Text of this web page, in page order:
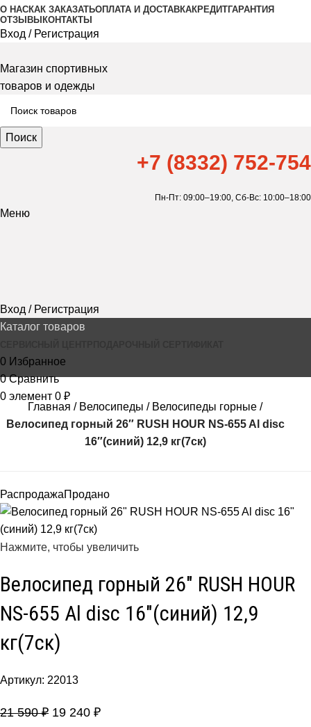
О НАСКАК ЗАКАЗАТЬОПЛАТА И ДОСТАВКАКРЕДИТГАРАНТИЯ
ОТЗЫВЫ КОНТАКТЫ
Вход / Регистрация
Магазин спортивных
товаров и одежды
Поиск
+7 (8332) 752-754
Пн-Пт: 09:00–19:00, Сб-Вс: 10:00–18:00
Меню
Вход / Регистрация
Каталог товаров
0 Избранное
0 Сравнить
0 элемент 0 ₽
Главная
Велосипеды
Велосипеды горные
Велосипед горный 26″ RUSH HOUR NS-655 Al disc
16″(синий) 12,9 кг(7ск)
РаспродажаПродано
Нажмите, чтобы увеличить
Велосипед горный 26″ RUSH HOUR
NS-655 Al disc 16″(синий) 12,9
кг(7ск)
Артикул: 22013
21 590₽ 19 240 ₽